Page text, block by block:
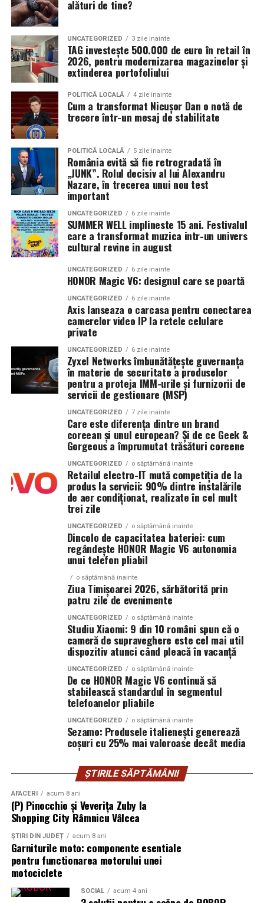
utilizator, contribuind la o experiență de căutare mai
rapidă și mai intuitivă.
Aplicația North Bucharest oferă acces la peste1.400 de
proprietăți
și peste100 de proiecte rezidențiale,
reunind într-o singură platformă AI Search, un asistent
virtual bazat pe inteligență artificială disponibil 24/7,
Property Tinder, calculator de credit ipotecar, hartă
interactivă, alerte inteligente și contact direct cu
consultanții imobiliari. Dezvoltată de North Bucharest
Investments, aplicația face parte din strategia
companiei de digitalizare a pieței rezidențiale și de
integrare a tehnologiei în procesul de cumpărare și
investiție.
„Interesul pentru aplicație crește de la o lună la alta.
În ultimele 30 de zile, numărul utilizatorilor a
înregistrat o creștere de 42% față de luna
precedentă, iar utilizarea funcționalității AI Search a
avansat cu aproximativ 35%. Sunt indicatori care
confirmă că utilizatorii adoptă rapid noile tehnologii
și caută experiențe digitale mai inteligente și mai
eficiente. Credem că viitorul pieței imobiliare
aparține platformelor care combină inteligența
artificială cu expertiza umană, iar acesta este
modelul pe care îl construim prin aplicația North
Bucharest.”
, declarăVlad Musteață, CEO North
Bucharest Investments.
North Bucharestîși propune să redefinească
experiența de căutare a unei proprietăți prin integrarea
tehnologiilor de inteligență artificială într-o platformă
intuitivă și ușor de utilizat. Prin recomandări
personalizate, căutare conversațională și acces rapid la
unul dintre cele mai extinse portofolii rezidențiale din
București, aplicația răspunde noilor așteptări ale
cumpărătorilor și investitorilor, care își doresc procese
mai rapide, mai simple și mai eficiente.
Descarcă gratuit aplicația North Bucharest:
https://northbucharest.ro/descarca-aplicatia-imobiliara
Multiplu premiată în cadrul competițiilor naționale și
internaționale de real estate, compania este
recunoscută pentru performanțele sale în consultanță
investițională, reprezentarea dezvoltatorilor de top și
contribuția la profesionalizarea pieței imobiliare din
România. Prin expertiza echipei și accesul la unele dintre
cele mai relevante oportunități din piață, North
cumpărători, investitori și dezvoltatori, facilitând
accesul la proprietăți și proiecte cu potențial ridicat de
(Material furnizat și asumat de North Bucharest
Investments)
alături de tine?
UNCATEGORIZED 3 zile inainte
TAG investește 500.000 de euro în retail în
2026, pentru modernizarea magazinelor și
extinderea portofoliului
POLITICĂ LOCALĂ 4 zile inainte
Cum a transformat Nicușor Dan o notă de
trecere într-un mesaj de stabilitate
POLITICĂ LOCALĂ 5 zile inainte
România evită să fie retrogradată în
„JUNK”. Rolul decisiv al lui Alexandru
Nazare, în trecerea unui nou test
important
UNCATEGORIZED 6 zile inainte
SUMMER WELL implineste 15 ani. Festivalul
care a transformat muzica intr-un univers
cultural revine in august
UNCATEGORIZED 6 zile inainte
HONOR Magic V6: designul care se poartă
UNCATEGORIZED 6 zile inainte
Axis lanseaza o carcasa pentru conectarea
camerelor video IP la retele celulare
private
UNCATEGORIZED 6 zile inainte
Zyxel Networks îmbunătățește guvernanța
în materie de securitate a produselor
pentru a proteja IMM-urile și furnizorii de
servicii de gestionare (MSP)
UNCATEGORIZED 7 zile inainte
Care este diferența dintre un brand
coreean și unul european? Și de ce Geek &
Gorgeous a împrumutat trăsături coreene
UNCATEGORIZED o săptămână inainte
Retailul electro-IT mută competiția de la
produs la servicii: 90% dintre instalările
de aer condiționat, realizate în cel mult
trei zile
UNCATEGORIZED o săptămână inainte
Dincolo de capacitatea bateriei: cum
regândește HONOR Magic V6 autonomia
unui telefon pliabil
o săptămână inainte
Ziua Timișoarei 2026, sărbătorită prin
patru zile de evenimente
UNCATEGORIZED o săptămână inainte
Studiu Xiaomi: 9 din 10 români spun că o
cameră de supraveghere este cel mai util
dispozitiv atunci când pleacă în vacanță
UNCATEGORIZED o săptămână inainte
De ce HONOR Magic V6 continuă să
stabilească standardul în segmentul
telefoanelor pliabile
UNCATEGORIZED o săptămână inainte
Sezamo: Produsele italienești generează
coșuri cu 25% mai valoroase decât media
ȘTIRILE SĂPTĂMÂNII
AFACERI acum 8 ani
(P) Pinocchio și Veverița Zuby la
Shopping City Râmnicu Vâlcea
ȘTIRI DIN JUDEȚ acum 8 ani
Garniturile moto: componente esentiale
pentru functionarea motorului unei
motociclete
SOCIAL acum 4 ani